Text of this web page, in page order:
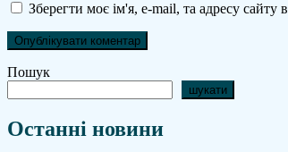
Зберегти моє ім'я, e-mail, та адресу сайту
Пошук
шукати
Останні новини